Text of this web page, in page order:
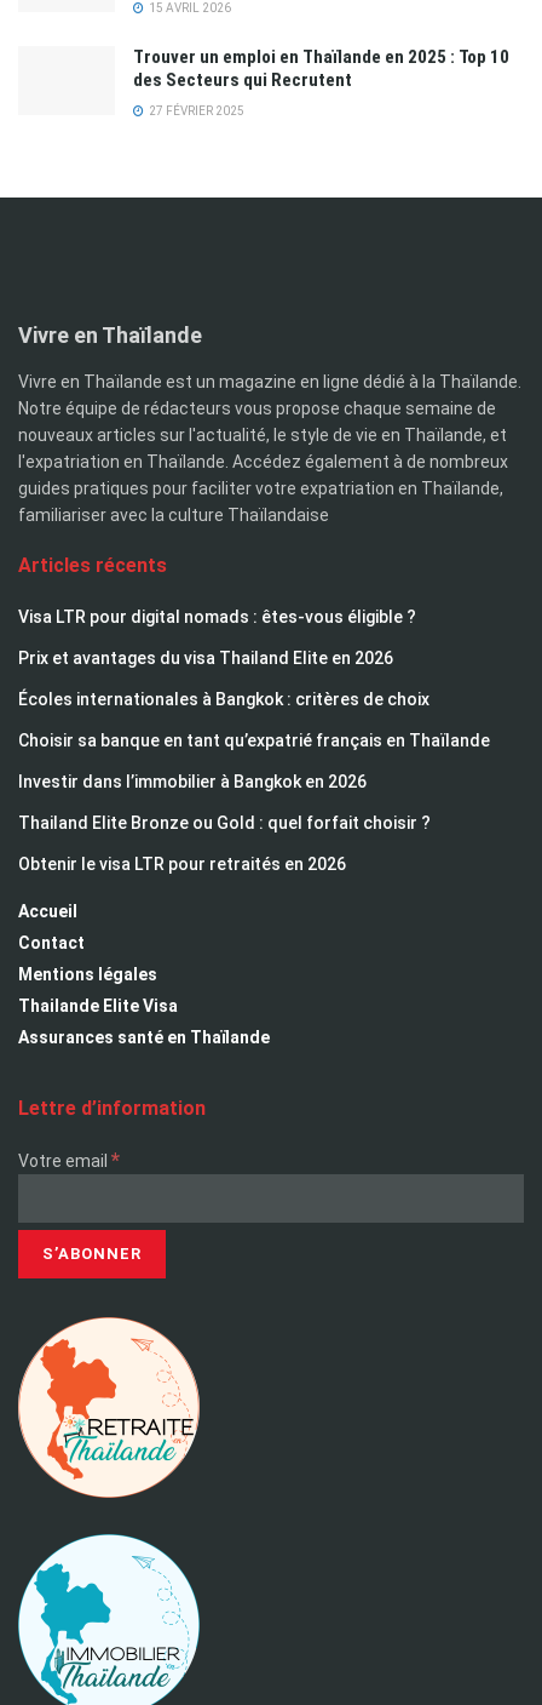
15 AVRIL 2026
Trouver un emploi en Thaïlande en 2025 : Top 10
des Secteurs qui Recrutent
27 FÉVRIER 2025
Vivre en Thaïlande
Vivre en Thaïlande est un magazine en ligne dédié à la Thaïlande.
Notre équipe de rédacteurs vous propose chaque semaine de
nouveaux articles sur l'actualité, le style de vie en Thaïlande, et
l'expatriation en Thaïlande. Accédez également à de nombreux
guides pratiques pour faciliter votre expatriation en Thaïlande,
familiariser avec la culture Thaïlandaise
Articles récents
Visa LTR pour digital nomads : êtes-vous éligible ?
Prix et avantages du visa Thailand Elite en 2026
Écoles internationales à Bangkok : critères de choix
Choisir sa banque en tant qu’expatrié français en Thaïlande
Investir dans l’immobilier à Bangkok en 2026
Thailand Elite Bronze ou Gold : quel forfait choisir ?
Obtenir le visa LTR pour retraités en 2026
Accueil
Contact
Mentions légales
Thailande Elite Visa
Assurances santé en Thaïlande
Lettre d’information
Votre email *